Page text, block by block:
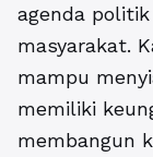
agenda
masyarakat.
mampu
memiliki
membangun